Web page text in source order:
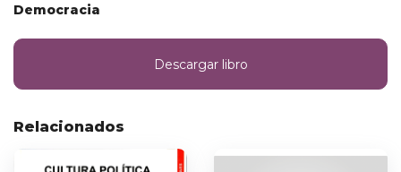
Democracia
Descargar libro
Relacionados